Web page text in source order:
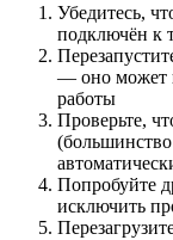
Убедитесь,
подключён к
— оно может
работы
Проверьте,
Попробуйте
исключить